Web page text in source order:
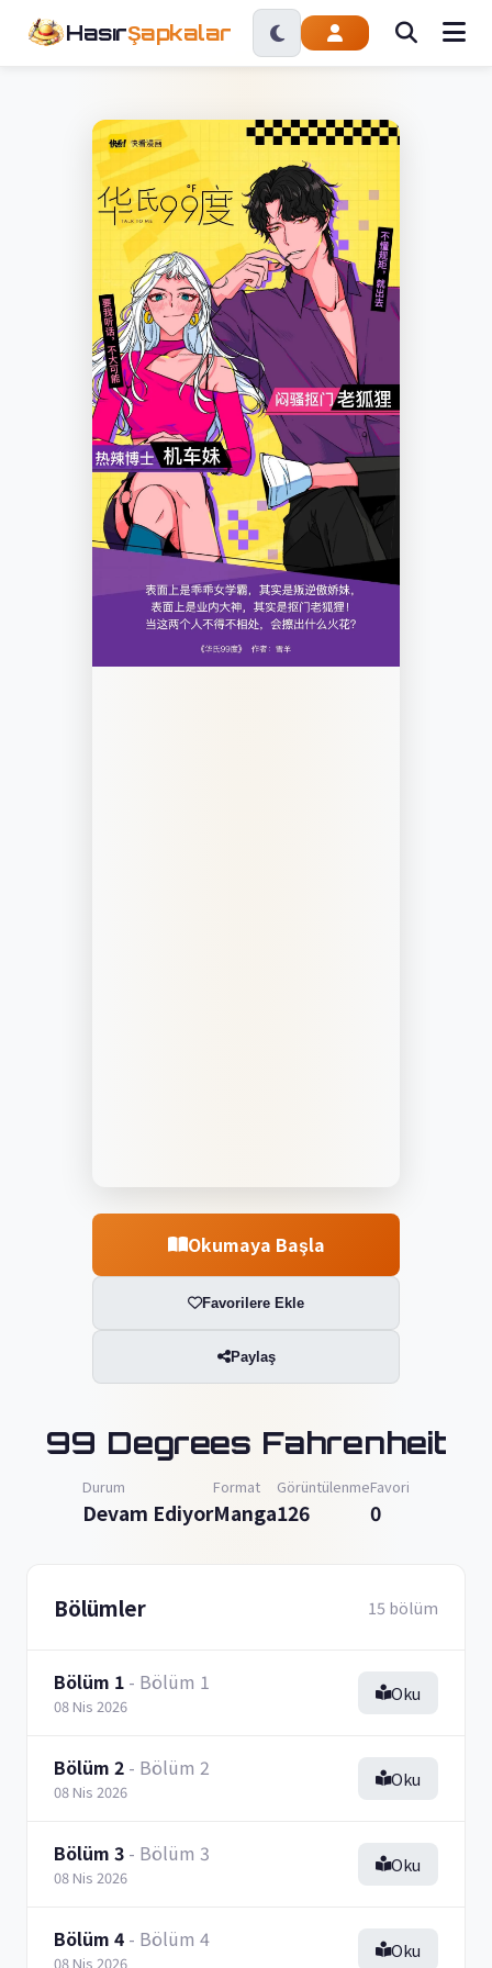
HasırŞapkalar
Okumaya Başla
Favorilere Ekle
Paylaş
99 Degrees Fahrenheit
Durum
Devam Ediyor
Format
Manga
Görüntülenme
126
Favori
0
Bölümler 15 bölüm
Bölüm 1 - Bölüm 1
08 Nis 2026
Oku
Bölüm 2 - Bölüm 2
08 Nis 2026
Oku
Bölüm 3 - Bölüm 3
08 Nis 2026
Oku
Bölüm 4 - Bölüm 4
08 Nis 2026
Oku